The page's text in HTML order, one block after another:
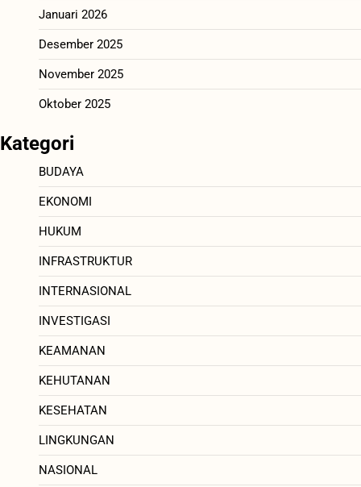
Januari 2026
Desember 2025
November 2025
Oktober 2025
Kategori
BUDAYA
EKONOMI
HUKUM
INFRASTRUKTUR
INTERNASIONAL
INVESTIGASI
KEAMANAN
KEHUTANAN
KESEHATAN
LINGKUNGAN
NASIONAL